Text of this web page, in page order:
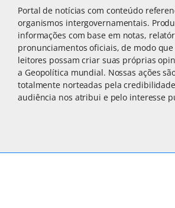
Portal de notícias com conteúdo
organismos intergovernamentais.
informações com base em notas,
pronunciamentos oficiais, de modo que
leitores possam criar suas próprias
a Geopolítica mundial. Nossas ações
totalmente norteadas pela
audiência nos atribui e pelo interesse